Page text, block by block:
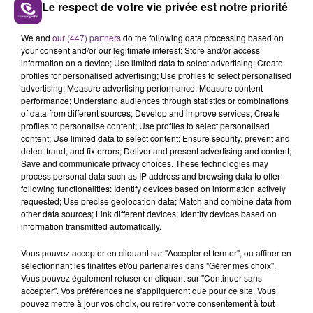
Pauline n’a aucune idée de l’identité du ou des voleurs.
« Il y a déjà eu des vols de fleurs au cimetière mais
autant de fois en aussi peu de temps, jamais. Quand
choqués ».
La jeune femme ressent de la tristesse et de la colère.
« Je crois que la personne qui fait ça, ne peut pas
Le respect de votre vie privée est notre priorité
We and our (447) partnersdo the following data processing based on
your consent and/or our legitimate interest: Store and/or access
information on a device; Use limited data to select advertising; Create
profiles for personalised advertising; Use profiles to select personalised
advertising; Measure advertising performance; Measure content
performance; Understand audiences through statistics or combinations
of data from different sources; Develop and improve services; Create
profiles to personalise content; Use profiles to select personalised
content; Use limited data to select content; Ensure security, prevent and
detect fraud, and fix errors; Deliver and present advertising and content;
Save and communicate privacy choices. These technologies may
process personal data such as IP address and browsing data to offer
following functionalities: Identify devices based on information actively
requested; Use precise geolocation data; Match and combine data from
other data sources; Link different devices; Identify devices based on
information transmitted automatically.
Vous pouvez accepter en cliquant sur "Accepter et fermer", ou affiner en
sélectionnant les finalités et/ou partenaires dans "Gérer mes choix".
Vous pouvez également refuser en cliquant sur "Continuer sans
accepter". Vos préférences ne s'appliqueront que pour ce site. Vous
pouvez mettre à jour vos choix, ou retirer votre consentement à tout